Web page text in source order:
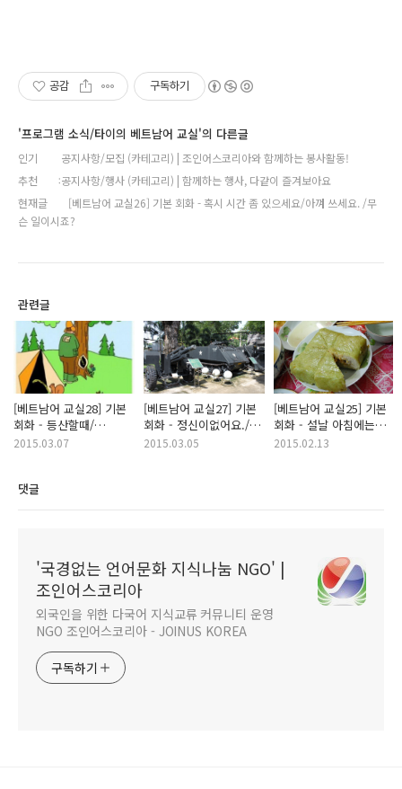
공감 구독하기
'프로그램 소식/타이의 베트남어 교실'의 다른글
인기
공지사항/모집 (카테고리) | 조인어스코리아와 함께하는 봉사활동!
추천
공지사항/행사 (카테고리) | 함께하는 행사, 다같이 즐겨보아요
현재글
[베트남어 교실26] 기본 회화 - 혹시 시간 좀 있으세요/아껴 쓰세요. /무
슨 일이시죠?
관련글
[베트남어 교실28] 기본
회화 - 등산할때/
내기할래?/오빠.....이해
2015.03.07
[베트남어 교실27] 기본
회화 - 정신이없어요./
잘못 이해했어요. /제
2015.03.05
[베트남어 교실25] 기본
회화 - 설날 아침에는
떡국/약을 사러 약국/그
2015.02.13
댓글
'국경없는 언어문화 지식나눔 NGO' |
조인어스코리아
외국인을 위한 다국어 지식교류 커뮤니티 운영
NGO 조인어스코리아 - JOINUS KOREA
구독하기